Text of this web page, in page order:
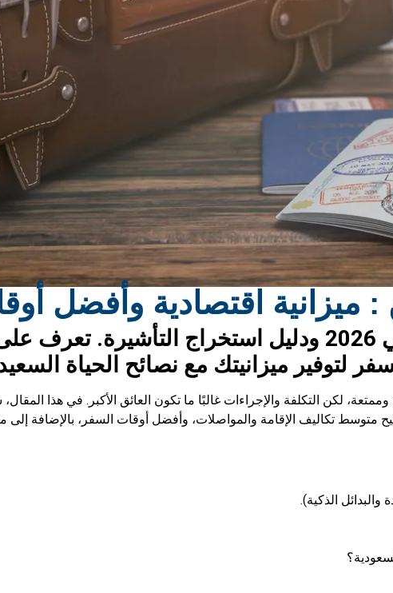
اقتصادية وأفضل
اكتشف أرخص دول الشنغن للسعوديين في 2026 ودليل استخراج
لتوفير ميزانيتك مع نصائح الحياة
لكن التكلفة والإجراءات غالبًا ما تكون العائق الأكبر. في هذا
متوسط تكاليف الإقامة والمواصلات، وأفضل أوقات السفر، بالإضافة إلى
الذكية).